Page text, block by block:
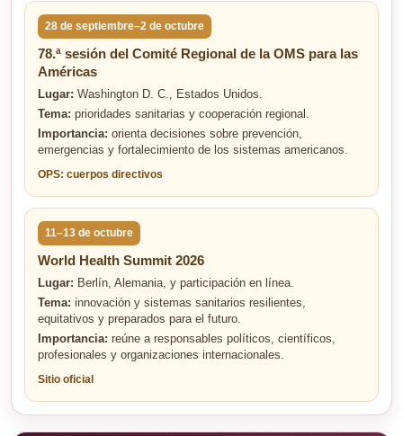
28 de septiembre–2 de octubre
78.ª sesión del Comité Regional de la OMS para las
Américas
Lugar: Washington D. C., Estados Unidos.
Tema: prioridades sanitarias y cooperación regional.
Importancia: orienta decisiones sobre prevención,
emergencias y fortalecimiento de los sistemas americanos.
OPS: cuerpos directivos
11–13 de octubre
World Health Summit 2026
Lugar: Berlín, Alemania, y participación en línea.
Tema: innovación y sistemas sanitarios resilientes,
equitativos y preparados para el futuro.
Importancia: reúne a responsables políticos, científicos,
profesionales y organizaciones internacionales.
Sitio oficial